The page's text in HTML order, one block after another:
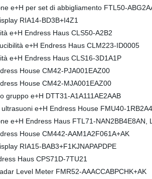
e+H per set di abbigliamento FTL50-
RIA14-BD3B+I4Z1
e+H Endress Haus CLS50-A2B2
e+H Endress Haus CLM223-ID0005
e+H Endress Haus CLS16-3D1A1P
House CM42-PJA001EAZ00
House CM42-MJA001EAZ00
gruppo e+H DTT31-A1A111AE2AAB
e+H Endress House FMU40-1RB2A4
e+H Endress Haus FTL71-NAN2BB4E8AN,
House CM442-AAM1A2F061A+AK
RIA15-BAB3+F1KJNAPAPDPE
Haus CPS71D-7TU21
Level Meter FMR52-AAACCABPCHK+AK